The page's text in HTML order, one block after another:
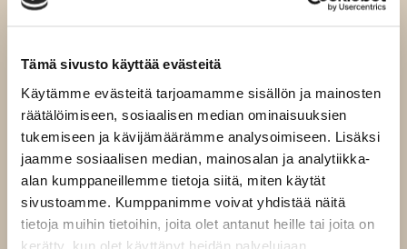
Tämä sivusto käyttää evästeitä
Käytämme evästeitä tarjoamamme sisällön ja mainosten
räätälöimiseen, sosiaalisen median ominaisuuksien
tukemiseen ja kävijämäärämme analysoimiseen. Lisäksi
jaamme sosiaalisen median, mainosalan ja analytiikka-
alan kumppaneillemme tietoja siitä, miten käytät
sivustoamme. Kumppanimme voivat yhdistää näitä
tietoja muihin tietoihin, joita olet antanut heille tai joita on
kerätty, kun olet käyttänyt heidän palvelujaan.
Kertakäynti kuntosali
Tämä ostos oikeuttaa kertakäyntiin kuntosalilla.